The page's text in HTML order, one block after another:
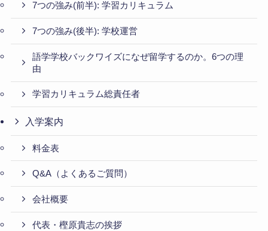
7つの強み(前半): 学習カリキュラム
7つの強み(後半): 学校運営
語学学校バックワイズになぜ留学するのか。6つの理
由
学習カリキュラム総責任者
入学案内
料金表
Q&A（よくあるご質問）
会社概要
代表・樫原貴志の挨拶